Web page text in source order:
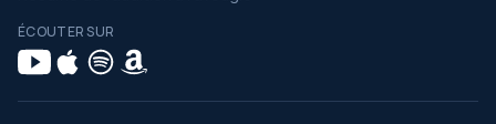
ÉCOUTER SUR